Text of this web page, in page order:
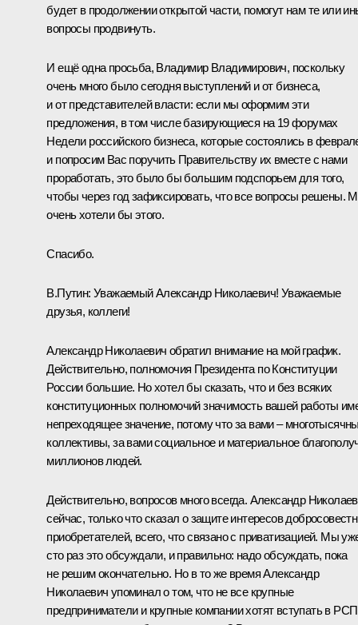
будет в продолжении открытой части, помогут нам те или
вопросы продвинуть.
И ещё одна просьба, Владимир Владимирович, поскольку
очень много было сегодня выступлений и от бизнеса,
и от представителей власти: если мы оформим эти
предложения, в том числе базирующиеся на 19 форумах
Недели российского бизнеса, которые состоялись в
и попросим Вас поручить Правительству их вместе с нами
проработать, это было бы большим подспорьем для того,
чтобы через год зафиксировать, что все вопросы решены.
очень хотели бы этого.
Спасибо.
В.Путин: Уважаемый Александр Николаевич! Уважаемые
друзья, коллеги!
Александр Николаевич обратил внимание на мой график.
Действительно, полномочия Президента по Конституции
России большие. Но хотел бы сказать, что и без всяких
конституционных полномочий значимость вашей работы
непреходящее значение, потому что за вами –
коллективы, за вами социальное и материальное
миллионов людей.
Действительно, вопросов много всегда. Александр
сейчас, только что сказал о защите интересов
приобретателей, всего, что связано с приватизацией. Мы
сто раз это обсуждали, и правильно: надо обсуждать, пока
не решим окончательно. Но в то же время Александр
Николаевич упоминал о том, что не все крупные
предприниматели и крупные компании хотят вступать в